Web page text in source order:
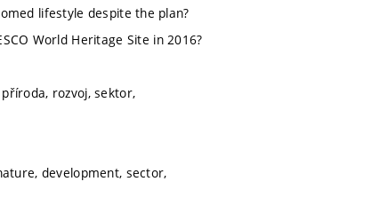
lifestyle despite the plan?
World Heritage Site in 2016?
rozvoj, sektor,
development, sector,